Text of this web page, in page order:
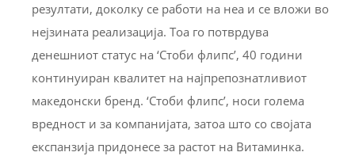
резултати, доколку се работи на неа и се вложи во
нејзината реализација. Тоа го потврдува
денешниот статус на ‘Стоби флипс’, 40 години
континуиран квалитет на најпрепознатливиот
македонски бренд. ‘Стоби флипс’, носи голема
вредност и за компанијата, затоа што со својата
експанзија придонесе за растот на Витаминка.